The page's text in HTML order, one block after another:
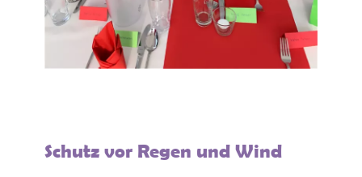
Schutz vor Regen und Wind